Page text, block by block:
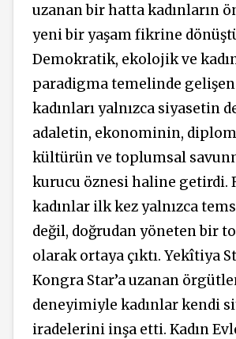
uzanan bir hatta kadınların
yeni bir yaşam fikrine
Demokratik, ekolojik ve
paradigma temelinde
kadınları yalnızca siyasetin
adaletin, ekonominin,
kültürün ve toplumsal
kurucu öznesi haline getirdi.
kadınlar ilk kez yalnızca
değil, doğrudan yöneten bir
olarak ortaya çıktı. Yekîtiya
Kongra Star’a uzanan
deneyimiyle kadınlar kendi
iradelerini inşa etti. Kadın